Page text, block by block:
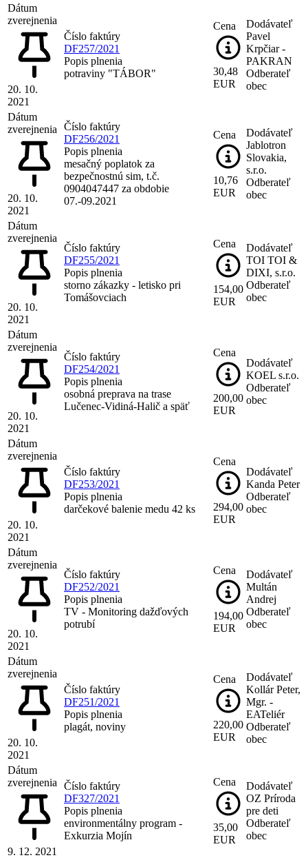
Dátum
zverejnenia
20. 10.
2021
Číslo faktúry
DF257/2021
Popis plnenia
potraviny "TÁBOR"
Cena
30,48
EUR
Dodávateľ
Pavel
Krpčiar -
PAKRAN
Odberateľ
obec
Dátum
zverejnenia
20. 10.
2021
Číslo faktúry
DF256/2021
Popis plnenia
mesačný poplatok za
bezpečnostnú sim, t.č.
0904047447 za obdobie
07.-09.2021
Cena
10,76
EUR
Dodávateľ
Jablotron
Slovakia,
s.r.o.
Odberateľ
obec
Dátum
zverejnenia
20. 10.
2021
Číslo faktúry
DF255/2021
Popis plnenia
storno zákazky - letisko pri
Tomášovciach
Cena
154,00
EUR
Dodávateľ
TOI TOI &
DIXI, s.r.o.
Odberateľ
obec
Dátum
zverejnenia
20. 10.
2021
Číslo faktúry
DF254/2021
Popis plnenia
osobná preprava na trase
Lučenec-Vidiná-Halič a späť
Cena
200,00
EUR
Dodávateľ
KOEL s.r.o.
Odberateľ
obec
Dátum
zverejnenia
20. 10.
2021
Číslo faktúry
DF253/2021
Popis plnenia
darčekové balenie medu 42 ks
Cena
294,00
EUR
Dodávateľ
Kanda Peter
Odberateľ
obec
Dátum
zverejnenia
20. 10.
2021
Číslo faktúry
DF252/2021
Popis plnenia
TV - Monitoring dažďových
potrubí
Cena
194,00
EUR
Dodávateľ
Multán
Andrej
Odberateľ
obec
Dátum
zverejnenia
20. 10.
2021
Číslo faktúry
DF251/2021
Popis plnenia
plagát, noviny
Cena
220,00
EUR
Dodávateľ
Kollár Peter,
Mgr. -
EATeliér
Odberateľ
obec
Dátum
zverejnenia
9. 12. 2021
Číslo faktúry
DF327/2021
Popis plnenia
environmentálny program -
Exkurzia Mojín
Cena
35,00
EUR
Dodávateľ
OZ Príroda
pre deti
Odberateľ
obec